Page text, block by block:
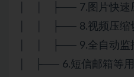
│ │ ├── 7.图片快速
│ │ ├── 8.视频压缩
│ │ ├── 9.全自动监
│ ├── 6.短信邮箱等用